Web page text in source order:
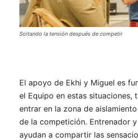
Soltando la tensión después de competir
El apoyo de Ekhi y Miguel es
el Equipo en estas situaciones,
entrar en la zona de
de la competición. Entrenador
ayudan a compartir las